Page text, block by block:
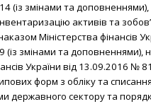
(із змінами та доповненнями),
активів та
Міністерства фінансів
змінами та доповненнями),
України від 13.09.2016 №
форм з обліку та
державного сектору та